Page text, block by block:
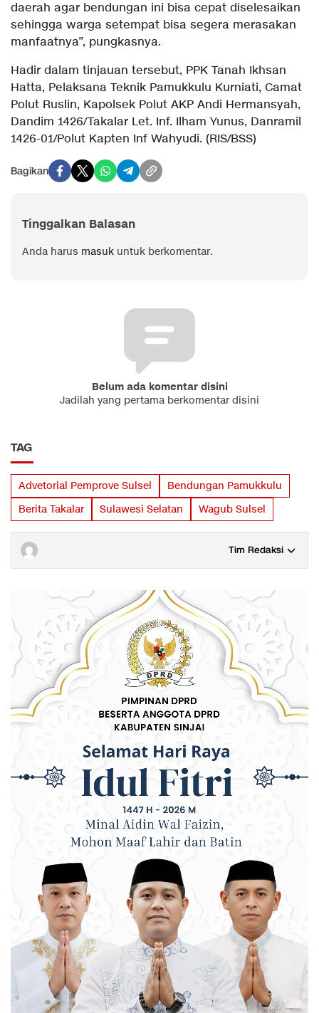
daerah agar bendungan ini bisa cepat diselesaikan
sehingga warga setempat bisa segera merasakan
manfaatnya”, pungkasnya.
Hadir dalam tinjauan tersebut, PPK Tanah Ikhsan
Hatta, Pelaksana Teknik Pamukkulu Kurniati, Camat
Polut Ruslin, Kapolsek Polut AKP Andi Hermansyah,
Dandim 1426/Takalar Let. Inf. Ilham Yunus, Danramil
1426-01/Polut Kapten Inf Wahyudi. (RIS/BSS)
Bagikan
Tinggalkan Balasan
Anda harus masuk untuk berkomentar.
Belum ada komentar disini
Jadilah yang pertama berkomentar disini
TAG
Advetorial Pemprove Sulsel
Bendungan Pamukkulu
Berita Takalar
Sulawesi Selatan Wagub Sulsel
Tim Redaksi